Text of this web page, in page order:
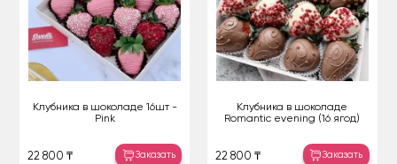
Клубника в шоколаде 16шт -
Pink
22 800 ₸ Заказать
Клубника в шоколаде
Romantic evening (16 ягод)
22 800 ₸ Заказать